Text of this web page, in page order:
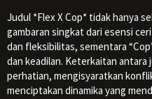
Judul *Flex X Cop* tidak hanya
gambaran singkat dari esensi
dan fleksibilitas, sementara
dan keadilan. Keterkaitan antara
perhatian, mengisyaratkan
menciptakan dinamika yang